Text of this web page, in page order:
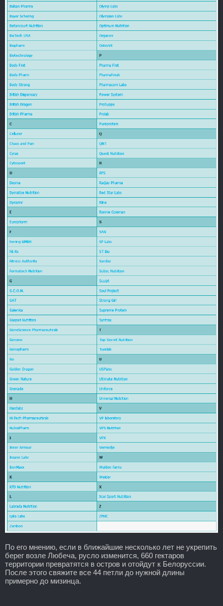
По его мнению, если в ближайшие несколько лет не укрепить
берег возле Любеча, русло изменится, 660 гектаров
территории превратятся в остров и отойдут к Белоруссии.
После этого свяжите все 44 петли до нужной длины
примерно до мизинца.